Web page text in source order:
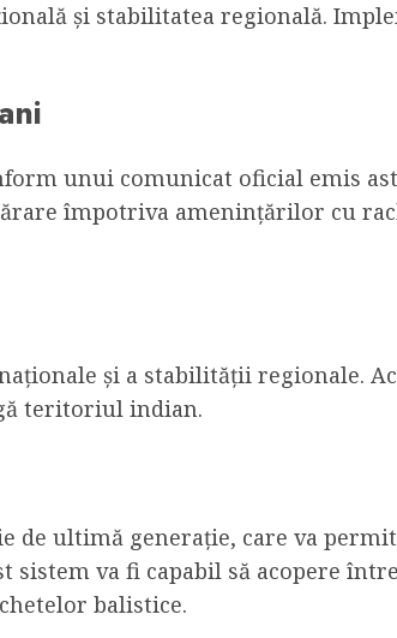
și stabilitatea regională.
unui comunicat oficial emis
împotriva amenințărilor cu
și a stabilității regionale.
teritoriul indian.
ultimă generație, care va
sistem va fi capabil să acopere
balistice.